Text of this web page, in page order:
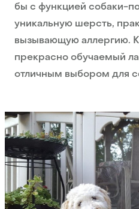
бы с функцией собаки-
уникальную шерсть,
вызывающую аллергию.
прекрасно обучаемый
отличным выбором для